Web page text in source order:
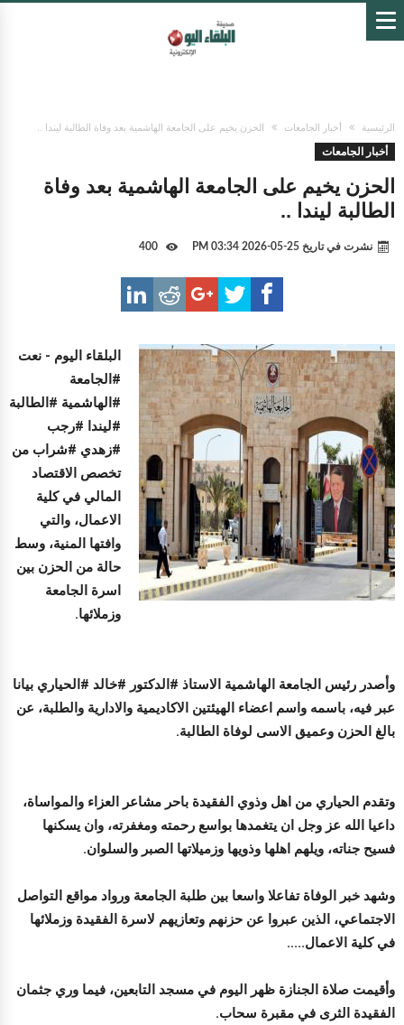
الرئيسية أخبار الجامعات الحزن يخيم على الجامعة الهاشمية بعد وفاة الطالبة ليندا ..
أخبار الجامعات
الحزن يخيم على الجامعة الهاشمية بعد وفاة
الطالبة ليندا ..
نشرت في تاريخ 25-05-2026 03:34 PM
البلقاء اليوم - نعت
#الجامعة
#الهاشمية #الطالبة
#ليندا #رجب
#زهدي #شراب من
تخصص الاقتصاد
المالي في كلية
الاعمال، والتي
وافتها المنية، وسط
حالة من الحزن بين
اسرة الجامعة
وزملائها.
وأصدر رئيس الجامعة الهاشمية الاستاذ #الدكتور #خالد #الحياري بيانا
عبر فيه، باسمه واسم اعضاء الهيئتين الاكاديمية والادارية والطلبة، عن
بالغ الحزن وعميق الاسى لوفاة الطالبة.
وتقدم الحياري من اهل وذوي الفقيدة باحر مشاعر العزاء والمواساة،
داعيا الله عز وجل ان يتغمدها بواسع رحمته ومغفرته، وان يسكنها
فسيح جناته، ويلهم اهلها وذويها وزميلاتها الصبر والسلوان.
وشهد خبر الوفاة تفاعلا واسعا بين طلبة الجامعة ورواد مواقع التواصل
الاجتماعي، الذين عبروا عن حزنهم وتعازيهم لاسرة الفقيدة وزملائها
في كلية الاعمال.....
وأقيمت صلاة الجنازة ظهر اليوم في مسجد التابعين، فيما وري جثمان
الفقيدة الثرى في مقبرة سحاب.